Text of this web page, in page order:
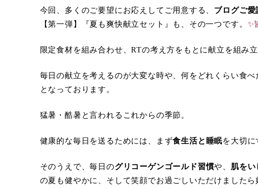
今回、多くのご要望にお応えしてご用意する、 ブログご
【第一弾】『夏も爽快献立セット』も、その一つです。 ✨
限定食材を組み合わせ、RTの考え方をもとに献立を組み立
毎日の献立を考えるのが大変な時や、何をどれくらい食
となっております。
猛暑・酷暑と言われるこれからの季節。
健康的な毎日を送るためには、まず食生活と睡眠を大切に
そのうえで、毎日のグリコーゲンゴールド習慣や、 肌をい
の夏も健やかに、そして笑顔でお過ごしいただけましたら